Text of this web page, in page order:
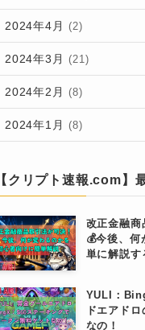
2024年4月 (2)
2024年3月 (21)
2024年2月 (8)
2024年1月 (8)
【クリプト速報.com】
改正金融商
💰今後、何
単に解説
YULI：
ドエアド
なの！